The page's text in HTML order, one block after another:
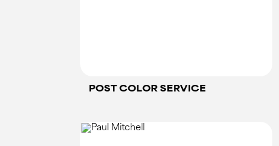
POST COLOR SERVICE